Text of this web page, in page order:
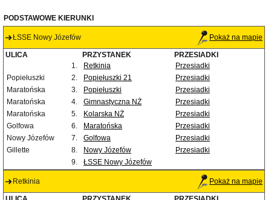
PODSTAWOWE KIERUNKI
ŁSSE Nowy Józefów Pokaż na mapie
ULICA PRZYSTANEK
PRZESIADKI
1.
Retkinia
Przesiadki
Popiełuszki
2. Popiełuszki 21
Przesiadki
Maratońska
3. Popiełuszki
Przesiadki
Maratońska
4. Gimnastyczna NŻ
Przesiadki
Maratońska
5. Kolarska NŻ
Przesiadki
Golfowa
6. Maratońska
Przesiadki
Nowy Józefów
7. Golfowa
Przesiadki
Gillette
8. Nowy Józefów
Przesiadki
9.
ŁSSE Nowy Józefów
Retkinia Pokaż na mapie